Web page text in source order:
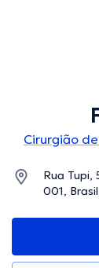
Cirurgião
Rua Tupi,
001,